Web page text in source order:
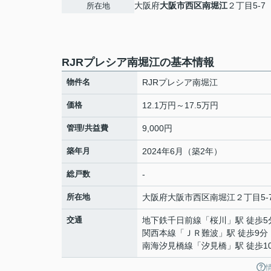
所在地 大阪府大阪市西区南堀江２丁目5-7
RJRプレシア南堀江の基本情報
物件名 RJRプレシア南堀江
価格 12.1万円～17.5万円
管理/共益費 9,000円
築年月 2024年6月（築2年）
総戸数 -
所在地 大阪府大阪市西区南堀江２丁目5-
交通 地下鉄千日前線 「桜川
」駅 徒歩5
関西本線 「 ＪＲ難波 」駅 徒歩9分
南海汐見橋線 「汐見橋 」駅 徒歩